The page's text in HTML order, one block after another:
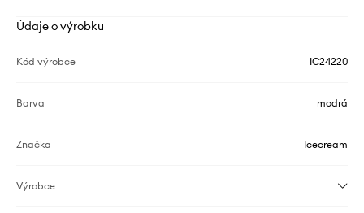
Údaje o výrobku
Kód výrobce IC24220
Barva modrá
Značka Icecream
Výrobce